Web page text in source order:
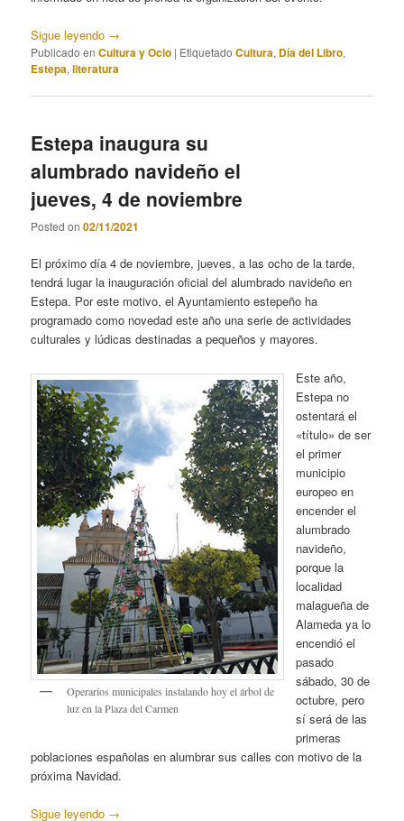
Sigue leyendo →
Publicado en Cultura y Ocio | Etiquetado Cultura, Día del Libro,
Estepa,literatura
Estepa inaugura su
alumbrado navideño el
jueves, 4 de noviembre
Posted on02/11/2021
El próximo día 4 de noviembre, jueves, a las ocho de la tarde,
tendrá lugar la inauguración oficial del alumbrado navideño en
Estepa. Por este motivo, el Ayuntamiento estepeño ha
programado como novedad este año una serie de actividades
culturales y lúdicas destinadas a pequeños y mayores.
Operarios municipales instalando hoy el árbol de
luz en la Plaza del Carmen
Este año,
Estepa no
ostentará el
«título» de ser
el primer
municipio
europeo en
encender el
alumbrado
navideño,
porque la
localidad
malagueña de
Alameda ya lo
encendió el
pasado
sábado, 30 de
octubre, pero
sí será de las
primeras
poblaciones españolas en alumbrar sus calles con motivo de la
próxima Navidad.
Sigue leyendo →